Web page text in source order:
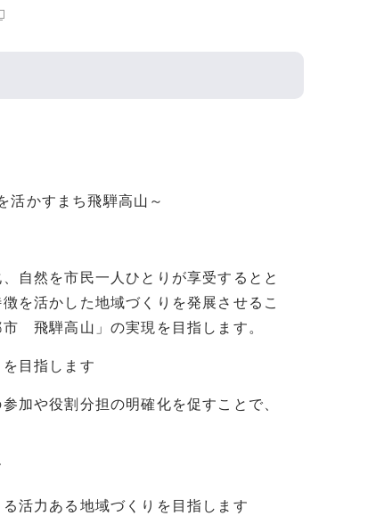
かすまち飛騨高山～
然を市民一人ひとりが享受するとと
を活かした地域づくりを発展させるこ
飛騨高山」の実現を目指します。
目指します
や役割分担の明確化を促すことで、
活力ある地域づくりを目指します